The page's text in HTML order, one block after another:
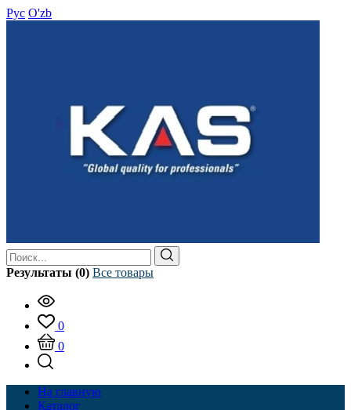
Рус O'zb
Результаты (0) Все товары
0
0
На главную
Каталог